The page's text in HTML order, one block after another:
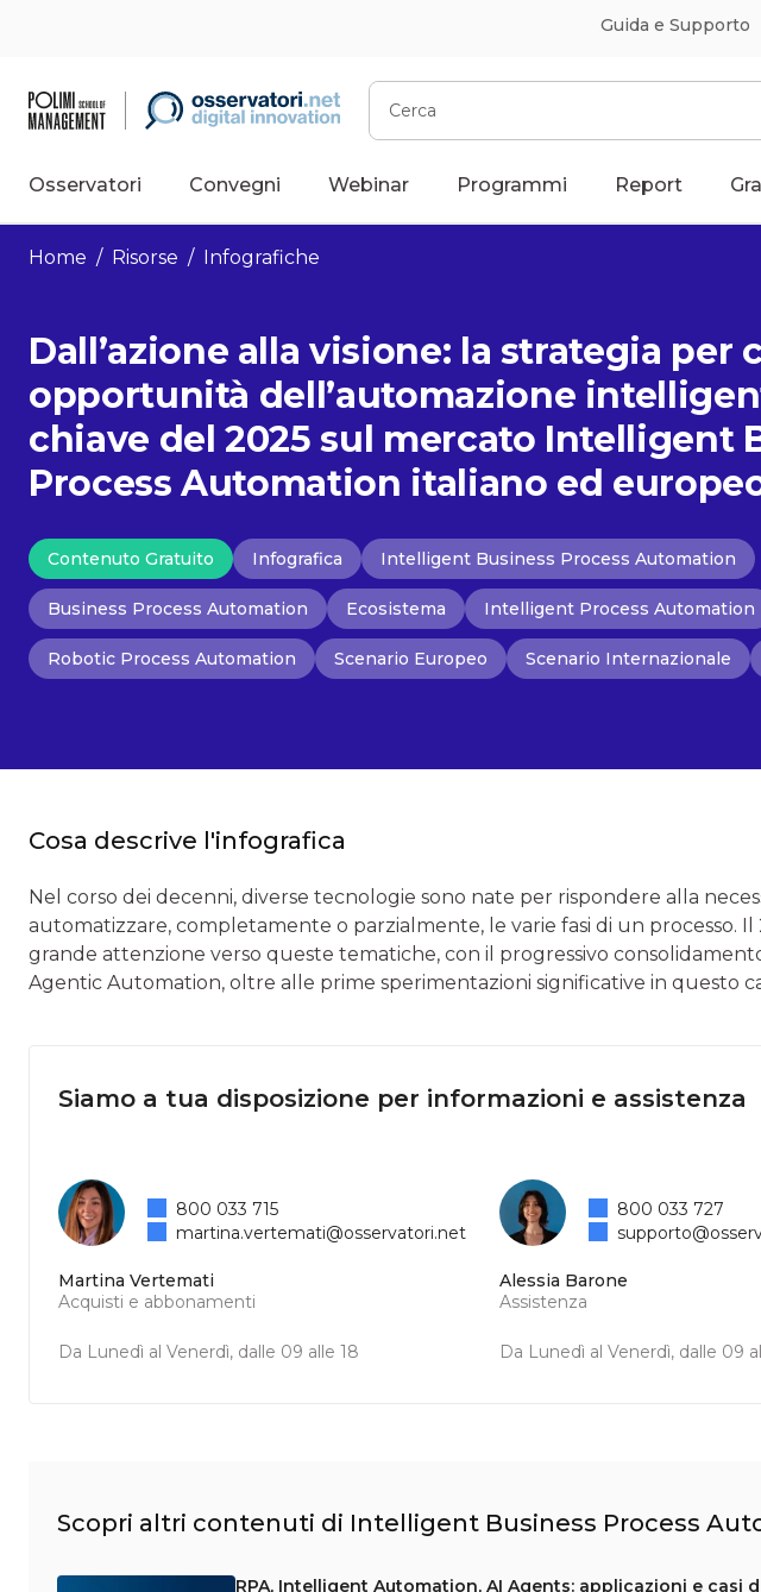
Guida e Supporto
Cerca
Osservatori Convegni Webinar Programmi Report
Home / Risorse / Infografiche
Dall’azione alla visione: la strategia per
opportunità dell’automazione
chiave del 2025 sul mercato Intelligent
Process Automation italiano ed
Contenuto Gratuito Infografica Intelligent Business Process Automation
Business Process Automation Ecosistema Intelligent Process Automation
Robotic Process Automation Scenario Europeo Scenario Internazionale
Cosa descrive l'infografica
Nel corso dei decenni, diverse tecnologie sono nate per rispondere alla
automatizzare, completamente o parzialmente, le varie fasi di un processo.
grande attenzione verso queste tematiche, con il progressivo
Agentic Automation, oltre alle prime sperimentazioni significative in questo
Siamo a tua disposizione per informazioni e assistenza
Martina Vertemati
Acquisti e abbonamenti
Da Lunedì al Venerdì, dalle 09 alle 18
800 033 715
martina.vertemati@osservatori.net
Alessia Barone
Assistenza
Da Lunedì al Venerdì, dalle 09
800 033 727
Scopri altri contenuti di Intelligent Business Process
RPA, Intelligent Automation, AI Agents: applicazioni e casi